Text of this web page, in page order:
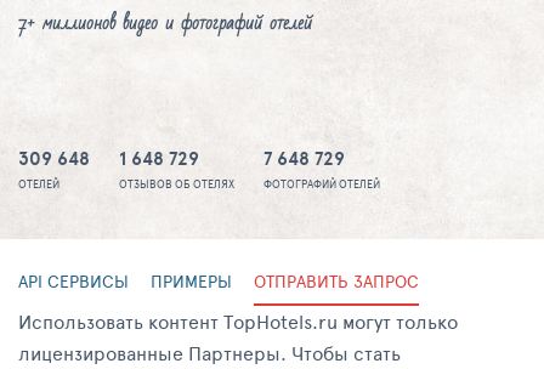
7+ миллионов видео и фотографий отелей
309 648
ОТЕЛЕЙ
1 648 729
ОТЗЫВОВ ОБ ОТЕЛЯХ
7 648 729
ФОТОГРАФИЙ ОТЕЛЕЙ
API СЕРВИСЫ ПРИМЕРЫ ОТПРАВИТЬ ЗАПРОС
Использовать контент TopHotels.ru могут только
лицензированные Партнеры. Чтобы стать